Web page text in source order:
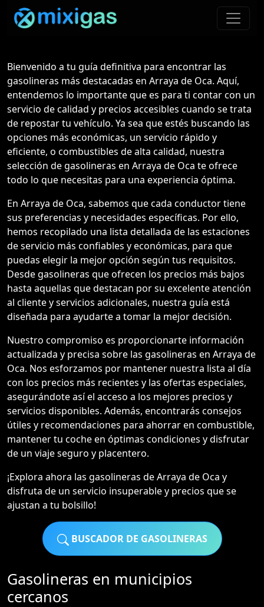
Bienvenido a tu guía definitiva para encontrar las
gasolineras más destacadas en Arraya de Oca. Aquí,
entendemos lo importante que es para ti contar con un
servicio de calidad y precios accesibles cuando se trata
de repostar tu vehículo. Ya sea que estés buscando las
opciones más económicas, un servicio rápido y
eficiente, o combustibles de alta calidad, nuestra
selección de gasolineras en Arraya de Oca te ofrece
todo lo que necesitas para una experiencia óptima.
En Arraya de Oca, sabemos que cada conductor tiene
sus preferencias y necesidades específicas. Por ello,
hemos recopilado una lista detallada de las estaciones
de servicio más confiables y económicas, para que
puedas elegir la mejor opción según tus requisitos.
Desde gasolineras que ofrecen los precios más bajos
hasta aquellas que destacan por su excelente atención
al cliente y servicios adicionales, nuestra guía está
diseñada para ayudarte a tomar la mejor decisión.
Nuestro compromiso es proporcionarte información
actualizada y precisa sobre las gasolineras en Arraya de
Oca. Nos esforzamos por mantener nuestra lista al día
con los precios más recientes y las ofertas especiales,
asegurándote así el acceso a los mejores precios y
servicios disponibles. Además, encontrarás consejos
útiles y recomendaciones para ahorrar en combustible,
mantener tu coche en óptimas condiciones y disfrutar
de un viaje seguro y placentero.
¡Explora ahora las gasolineras de Arraya de Oca y
disfruta de un servicio insuperable y precios que se
ajustan a tu bolsillo!
BUSCADOR DE GASOLINERAS
Gasolineras en municipios
cercanos